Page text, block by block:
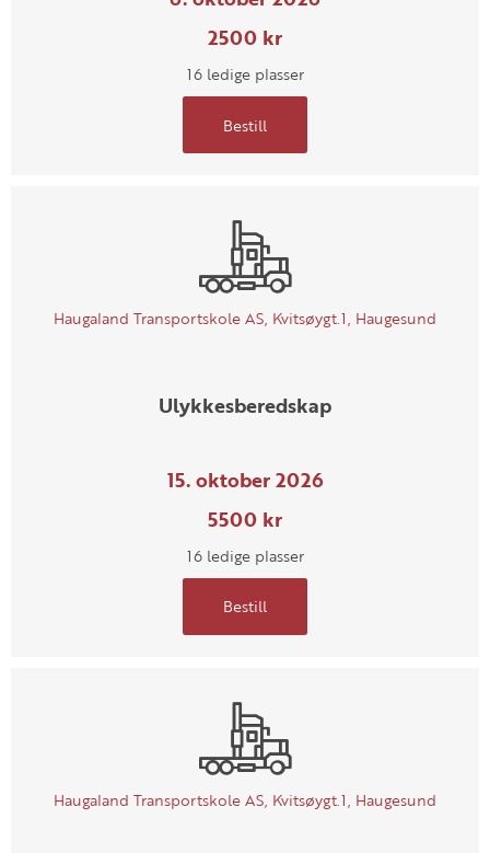
2500 kr
16 ledige plasser
Bestill
Haugaland Transportskole AS, Kvitsøygt.1, Haugesund
Ulykkesberedskap
15. oktober 2026
5500 kr
16 ledige plasser
Bestill
Haugaland Transportskole AS, Kvitsøygt.1, Haugesund